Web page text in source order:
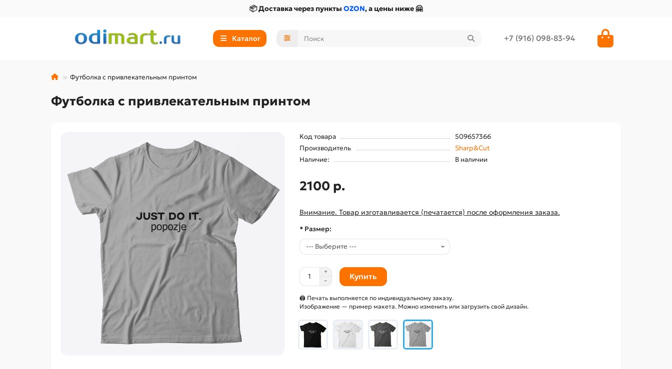
📦 Доставка через пункты OZON, а цены ниже 🤗
Каталог +7 (916) 098-83-94
Футболка с привлекательным принтом
Футболка с привлекательным принтом
Код товара
509657366
Производитель
Sharp&Cut
Наличие:
В наличии
2100 р.
Внимание. Товар изготавливается (печатается) после оформления заказа.
* Размер:
Купить
🖨 Печать выполняется по индивидуальному заказу.
Изображение — пример макета. Можно изменить или загрузить свой дизайн.